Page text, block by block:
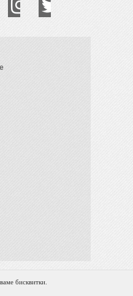
Rights Reserved.
бисквитки.